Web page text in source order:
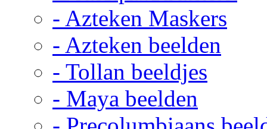
- Azteken Maskers
- Azteken beelden
- Tollan beeldjes
- Maya beelden